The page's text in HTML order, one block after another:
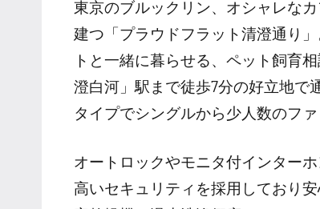
東京のブルックリン、オシャレな
建つ「プラウドフラット清澄通り
トと一緒に暮らせる、ペット飼育
澄白河」駅まで徒歩7分の好立地で
タイプでシングルから少人数のファ
オートロックやモニタ付インター
高いセキュリティを採用しており